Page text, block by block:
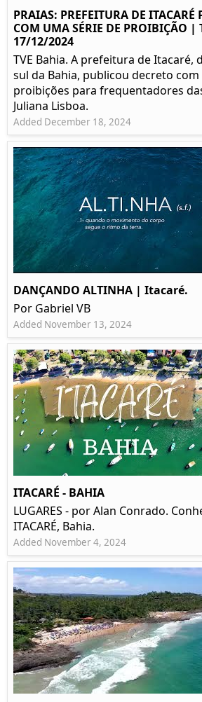
PRAIAS: PREFEITURA DE ITACARÉ
COM UMA SÉRIE DE PROIBIÇÃO |
17/12/2024
TVE Bahia. A prefeitura de
sul da Bahia, publicou decreto
proibições para frequentadores
Juliana Lisboa.
Added December 18, 2024
DANÇANDO ALTINHA | Itacaré.
Por Gabriel VB
Added November 13, 2024
ITACARÉ - BAHIA
LUGARES - por Alan Conrado.
ITACARÉ, Bahia.
Added November 4, 2024